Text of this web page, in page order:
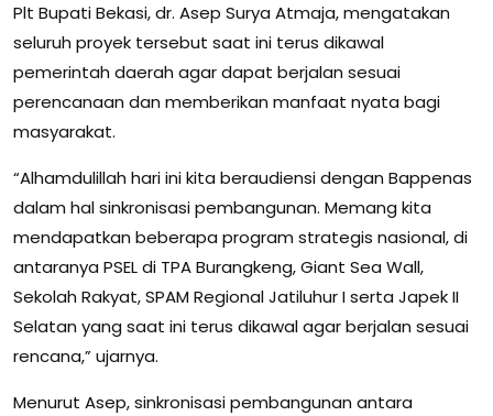
Plt Bupati Bekasi, dr. Asep Surya Atmaja, mengatakan
seluruh proyek tersebut saat ini terus dikawal
pemerintah daerah agar dapat berjalan sesuai
perencanaan dan memberikan manfaat nyata bagi
masyarakat.
“Alhamdulillah hari ini kita beraudiensi dengan Bappenas
dalam hal sinkronisasi pembangunan. Memang kita
mendapatkan beberapa program strategis nasional, di
antaranya PSEL di TPA Burangkeng, Giant Sea Wall,
Sekolah Rakyat, SPAM Regional Jatiluhur I serta Japek II
Selatan yang saat ini terus dikawal agar berjalan sesuai
rencana,” ujarnya.
Menurut Asep, sinkronisasi pembangunan antara